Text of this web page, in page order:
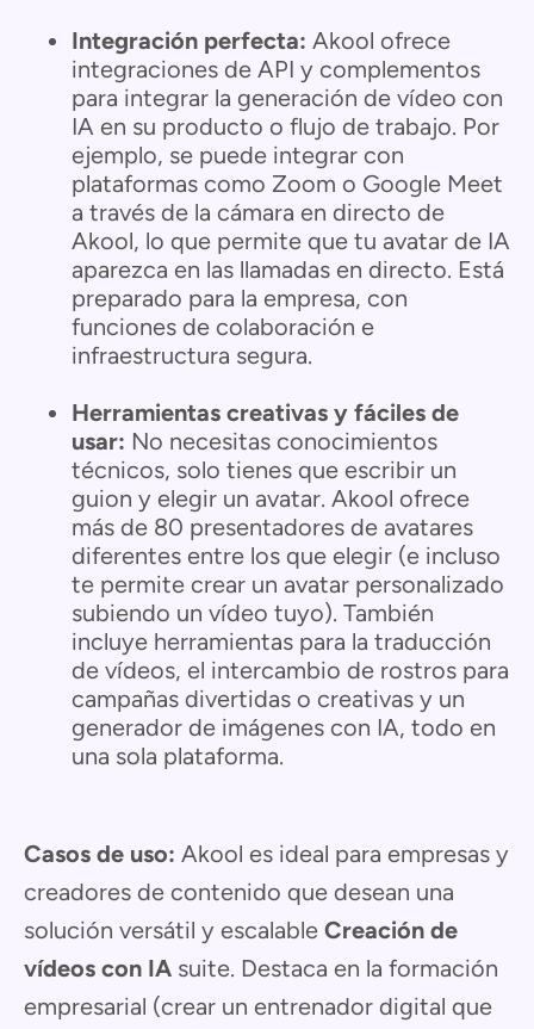
Integración perfecta: Akool ofrece
integraciones de API y complementos
para integrar la generación de vídeo con
IA en su producto o flujo de trabajo. Por
ejemplo, se puede integrar con
plataformas como Zoom o Google Meet
a través de la cámara en directo de
Akool, lo que permite que tu avatar de IA
aparezca en las llamadas en directo. Está
preparado para la empresa, con
funciones de colaboración e
infraestructura segura.
Herramientas creativas y fáciles de
usar: No necesitas conocimientos
técnicos, solo tienes que escribir un
guion y elegir un avatar. Akool ofrece
más de 80 presentadores de avatares
diferentes entre los que elegir (e incluso
te permite crear un avatar personalizado
subiendo un vídeo tuyo). También
incluye herramientas para la traducción
de vídeos, el intercambio de rostros para
campañas divertidas o creativas y un
generador de imágenes con IA, todo en
una sola plataforma.
Casos de uso: Akool es ideal para empresas y
creadores de contenido que desean una
solución versátil y escalable Creación de
vídeos con IA suite. Destaca en la formación
empresarial (crear un entrenador digital que